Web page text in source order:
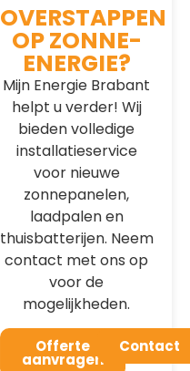
OVERSTAPPEN
OP ZONNE-
ENERGIE?
Mijn Energie Brabant
helpt u verder! Wij
bieden volledige
installatieservice
voor nieuwe
zonnepanelen,
laadpalen en
thuisbatterijen. Neem
contact met ons op
voor de
mogelijkheden.
Offerte
aanvragen
Contact